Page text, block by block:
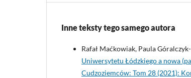
Inne teksty tego samego autora
Rafał Maćkowiak, Paula
Uniwersytetu Łódzkiego a nowa
Cudzoziemców: Tom 28 (2021):